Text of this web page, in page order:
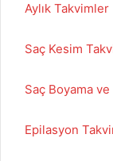
Aylık Takvimler
Saç Kesim
Saç Boyama ve
Epilasyon